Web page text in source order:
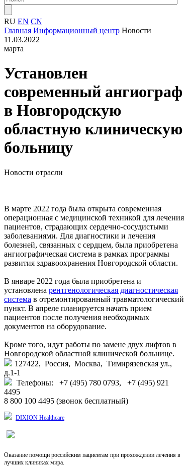
RU EN CN
Главная Информационный центр Новости
11.03.2022
марта
Установлен
современный ангиограф
в Новгородскую
областную клиническую
больницу
Новости отрасли
В марте 2022 года была открыта современная
операционная с медицинской техникой для лечения
пациентов, страдающих сердечно-сосудистыми
заболеваниями. Для диагностики и лечения
болезней, связанных с сердцем, была приобретена
ангиографическая система в рамках программы
развития здравоохранения Новгородской области.
В январе 2022 года была приобретена и
установлена рентгенологическая диагностическая
система в отремонтированный травматологический
пункт. В апреле планируется начать прием
пациентов после получения необходимых
документов на оборудование.
Кроме того, идут работы по замене двух лифтов в
Новгородской областной клинической больнице.
127422, Россия, Москва, Тимирязевская ул.,
д.1-1
Телефоны: +7 (495) 780 0793, +7 (495) 921
4495
8 800 100 4495 (звонок бесплатный)
DIXION Healthcare
Оказание помощи российским пациентам при прохождении лечения в
лучших клиниках мира.